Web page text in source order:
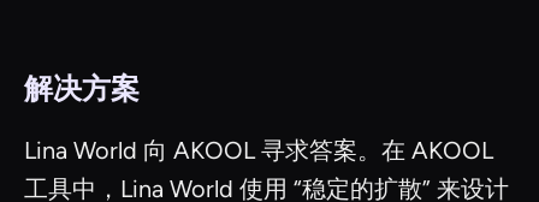
解决方案
Lina World 向 AKOOL 寻求答案。在 AKOOL
工具中，Lina World 使用 “稳定的扩散” 来设计